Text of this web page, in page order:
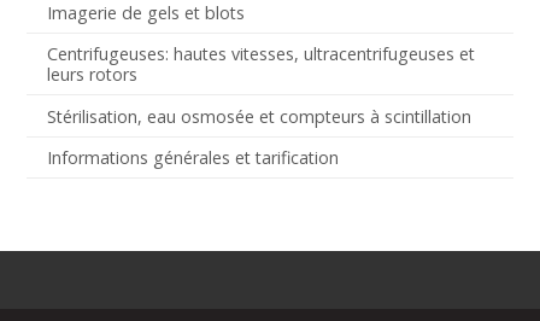
Imagerie de gels et blots
Centrifugeuses: hautes vitesses, ultracentrifugeuses et
leurs rotors
Stérilisation, eau osmosée et compteurs à scintillation
Informations générales et tarification